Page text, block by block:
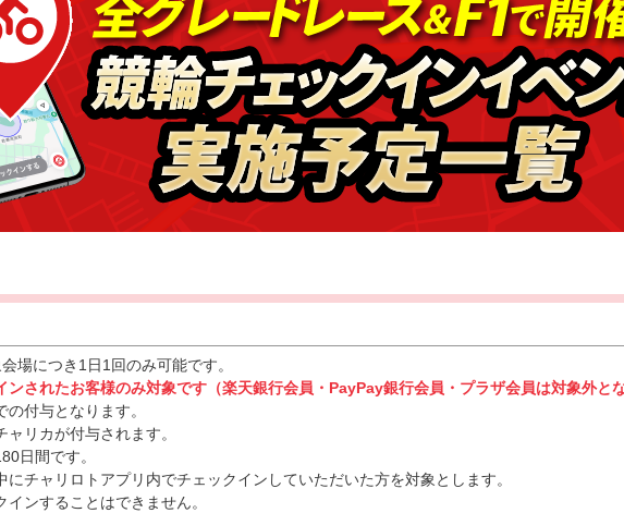
場につき1日1回のみ可能です。
されたお客様のみ対象です（楽天銀行会員・PayPay銀行会員・プラザ会員は対象外とな
付与となります。
リカが付与されます。
日間です。
チャリロトアプリ内でチェックインしていただいた方を対象とします。
ンすることはできません。